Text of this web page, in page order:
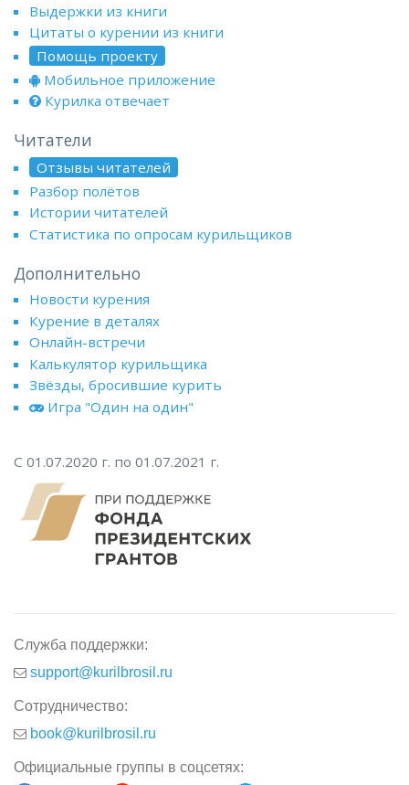
Выдержки из книги
Цитаты о курении из книги
Помощь проекту
Мобильное приложение
Курилка отвечает
Читатели
Отзывы читателей
Разбор полётов
Истории читателей
Статистика по опросам курильщиков
Дополнительно
Новости курения
Курение в деталях
Онлайн-встречи
Калькулятор курильщика
Звёзды, бросившие курить
Игра "Один на один"
С 01.07.2020 г. по 01.07.2021 г.
Служба поддержки:
support@kurilbrosil.ru
Сотрудничество:
book@kurilbrosil.ru
Официальные группы в соцсетях: